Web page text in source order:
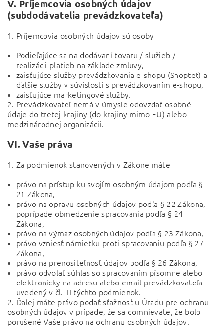
V. Príjemcovia osobných údajov
(subdodávatelia prevádzkovateľa)
1. Príjemcovia osobných údajov sú osoby
Podieľajúce sa na dodávaní tovaru / služieb /
realizácii platieb na základe zmluvy,
zaisťujúce služby prevádzkovania e-shopu (Shoptet) a
ďalšie služby v súvislosti s prevádzkovaním e-shopu,
zaisťujúce marketingové služby.
2. Prevádzkovateľ nemá v úmysle odovzdať osobné
údaje do tretej krajiny (do krajiny mimo EU) alebo
medzinárodnej organizácii.
VI.Vaše práva
1. Za podmienok stanovených v Zákone máte
právo na prístup ku svojím osobným údajom podľa §
21 Zákona,
právo na opravu osobných údajov podľa § 22 Zákona,
poprípade obmedzenie spracovania podľa § 24
Zákona,
právo na výmaz osobných údajov podľa § 23 Zákona,
právo vzniesť námietku proti spracovaniu podľa § 27
Zákona,
právo na prenositeľnosť údajov podľa § 26 Zákona,
právo odvolať súhlas so spracovaním písomne alebo
elektronicky na adresu alebo email prevádzkovateľa
uvedený v čl. III týchto podmienok.
2. Ďalej máte právo podať sťažnosť u Úradu pre ochranu
osobných údajov v prípade, že sa domnievate, že bolo
porušené Vaše právo na ochranu osobných údajov.